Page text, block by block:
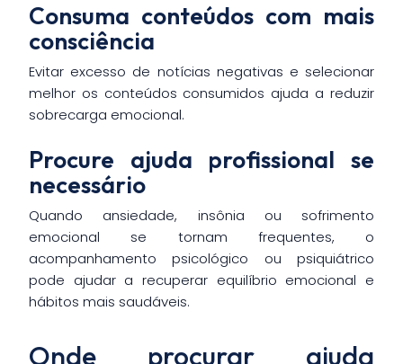
Consuma conteúdos com mais
consciência
Evitar excesso de notícias negativas e selecionar
melhor os conteúdos consumidos ajuda a reduzir
sobrecarga emocional.
Procure ajuda profissional se
necessário
Quando ansiedade, insônia ou sofrimento
emocional se tornam frequentes, o
acompanhamento psicológico ou psiquiátrico
pode ajudar a recuperar equilíbrio emocional e
hábitos mais saudáveis.
Onde procurar ajuda